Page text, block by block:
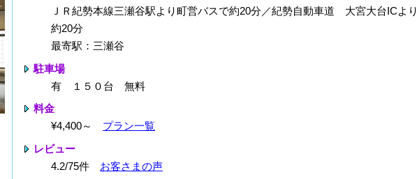
ＪＲ紀勢本線三瀬谷駅より町営バスで約20分／紀勢自動車道 大宮大台ICより
約20分
最寄駅：三瀬谷
駐車場
有 １５０台 無料
料金
¥4,400～ プラン一覧
レビュー
4.2/75件 お客さまの声